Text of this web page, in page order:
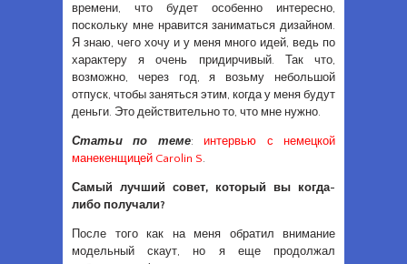
времени, что будет особенно интересно,
поскольку мне нравится заниматься дизайном.
Я знаю, чего хочу и у меня много идей, ведь по
характеру я очень придирчивый. Так что,
возможно, через год, я возьму небольшой
отпуск, чтобы заняться этим, когда у меня будут
деньги. Это действительно то, что мне нужно.
Статьи по теме:интервью с немецкой
манекенщицей Carolin S
Самый лучший совет, который вы когда-
либо получали?
После того как на меня обратил внимание
модельный скаут, но я еще продолжал